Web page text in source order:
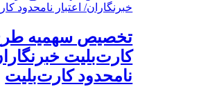
تخصیص سهمیه
کارت‌بلیت
نامحدود کارت‌بلیت